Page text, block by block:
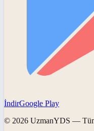
İndirGoogle Play
© 2026 UzmanYDS — Tüm